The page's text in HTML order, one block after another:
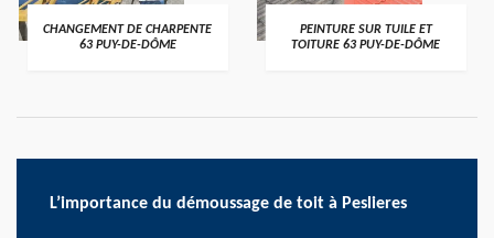
CHANGEMENT DE CHARPENTE
63 PUY-DE-DÔME
PEINTURE SUR TUILE ET
TOITURE 63 PUY-DE-DÔME
L’importance du démoussage de toit à Peslieres